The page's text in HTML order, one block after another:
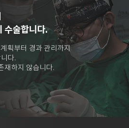
수술합니다.
획부터 경과 관리까지
다.
재하지 않습니다.